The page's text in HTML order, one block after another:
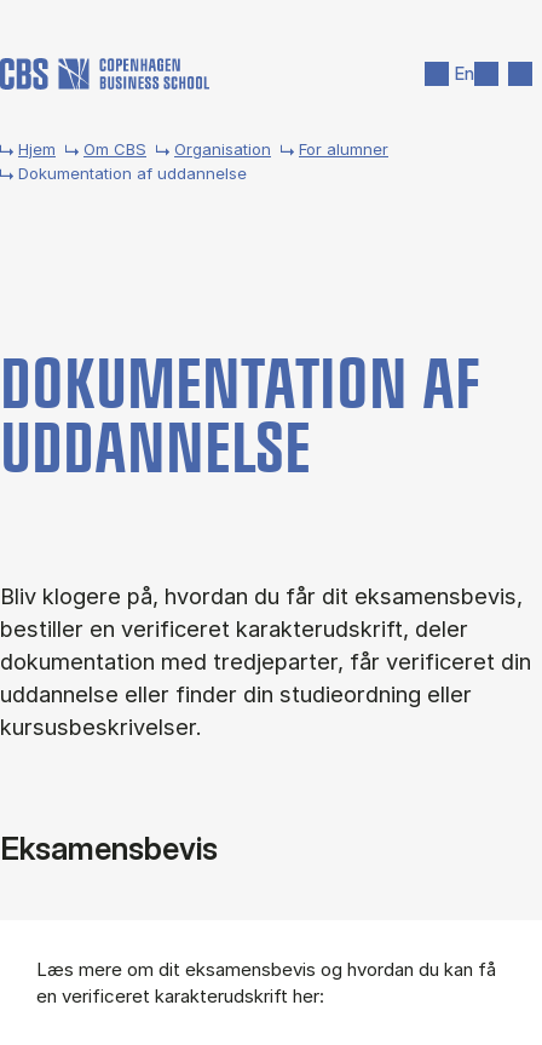
En
Hjem Om CBS Organisation
For alumner
Dokumentation af uddannelse
DO­KU­MEN­TA­TION AF
UD­DAN­NEL­SE
Bliv klogere på, hvordan du får dit eksamensbevis,
bestiller en verificeret karakterudskrift, deler
dokumentation med tredjeparter, får verificeret din
uddannelse eller finder din studieordning eller
kursusbeskrivelser.
Ek­sa­mens­be­vis
Læs mere om dit ek­sa­mens­be­vis og hvor­dan du kan få
en ve­ri­fi­ce­ret ka­rak­ter­ud­skrift her: